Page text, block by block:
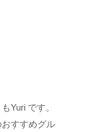
Yuri です。
すすめグル